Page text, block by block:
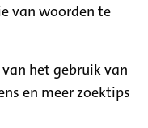
van woorden te
het gebruik van
en meer zoektips